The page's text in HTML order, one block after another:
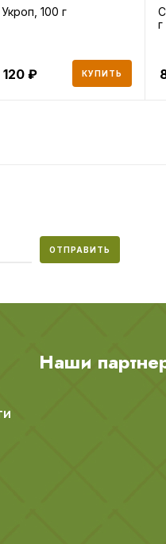
Укроп, 100 г
120 КУПИТЬ
г
ОТПРАВИТЬ
Наши